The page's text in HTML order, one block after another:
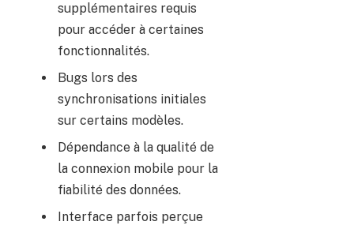
supplémentaires requis
pour accéder à certaines
fonctionnalités.
Bugs lors des
synchronisations initiales
sur certains modèles.
Dépendance à la qualité de
la connexion mobile pour la
fiabilité des données.
Interface parfois perçue